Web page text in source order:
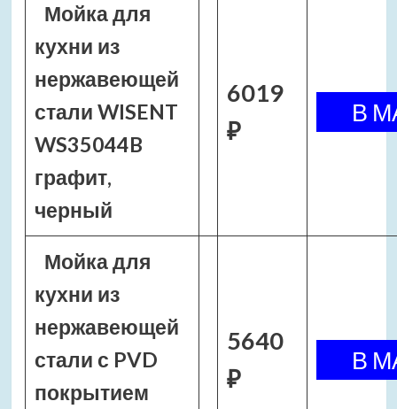
Мойка для
кухни из
нержавеющей
стали WISENT
WS35044B
графит,
черный
6019
₽
Мойка для
кухни из
нержавеющей
стали с PVD
покрытием
5640
₽